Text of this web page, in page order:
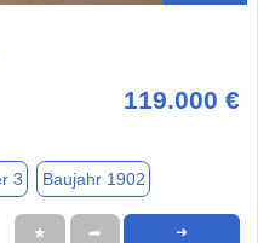
119.000 €
3 Baujahr 1902
★ ➦ ➜